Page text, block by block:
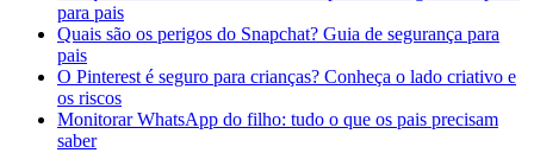
para pais
Quais são os perigos do Snapchat? Guia de segurança para
pais
O Pinterest é seguro para crianças? Conheça o lado criativo e
os riscos
Monitorar WhatsApp do filho: tudo o que os pais precisam
saber